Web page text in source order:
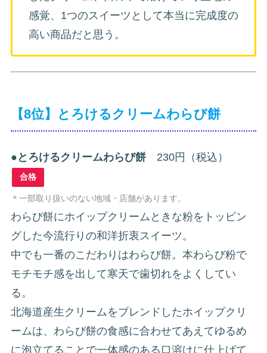
感覚、1つのスイーツとして本当に完成度の
高い商品だと思う。
【8位】とろけるクリームわらび餅
● とろけるクリームわらび餅 230円（税込）
合格
＊一部取り扱いのない地域・店舗があります。
わらび餅にホイップクリームときな粉をトッピン
グした今流行りの和洋折衷スイーツ。
中でも一番のこだわりはわらび餅。本わらび粉で
モチモチ感を出して寒天で歯切れをよくしてい
る。
北海道産生クリームをブレンドしたホイップクリ
ームは、わらび餅の食感に合わせてあえてゆるめ
に泡立てることで一体感のある口溶けに仕上げて